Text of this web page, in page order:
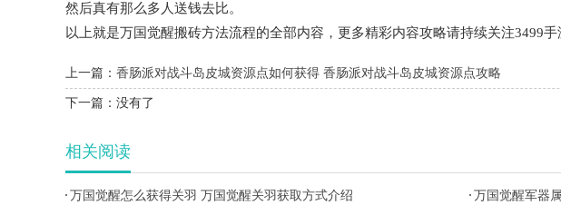
然后真有那么多人送钱去比。
以上就是万国觉醒搬砖方法流程的全部内容，更多精彩内容攻略请持续关注3499
上一篇： 香肠派对战斗岛皮城资源点如何获得 香肠派对战斗岛皮城资源点攻略
下一篇： 没有了
相关阅读
万国觉醒怎么获得关羽 万国觉醒关羽获取方式介绍
万国觉醒军器